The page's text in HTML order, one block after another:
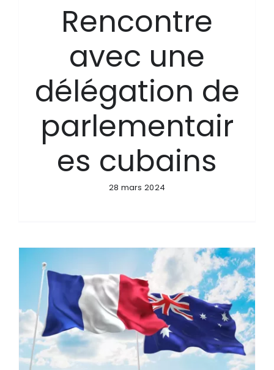
Rencontre
avec une
délégation de
parlementair
es cubains
28 mars 2024